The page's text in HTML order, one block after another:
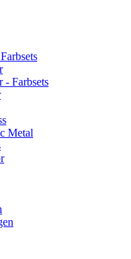
Farbsets
Metal